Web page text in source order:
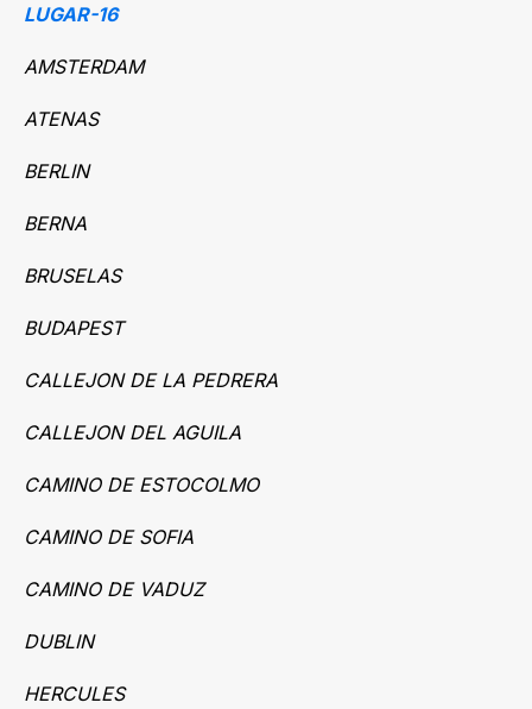
LUGAR-16
AMSTERDAM
ATENAS
BERLIN
BERNA
BRUSELAS
BUDAPEST
CALLEJON DE LA PEDRERA
CALLEJON DEL AGUILA
CAMINO DE ESTOCOLMO
CAMINO DE SOFIA
CAMINO DE VADUZ
DUBLIN
HERCULES